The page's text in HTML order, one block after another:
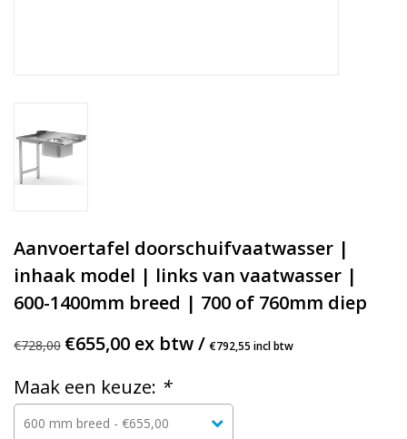
Aanvoertafel doorschuifvaatwasser |
inhaak model | links van vaatwasser |
600-1400mm breed | 700 of 760mm diep
€728,00 €655,00 ex btw /€792,55 incl btw
Maak een keuze: *